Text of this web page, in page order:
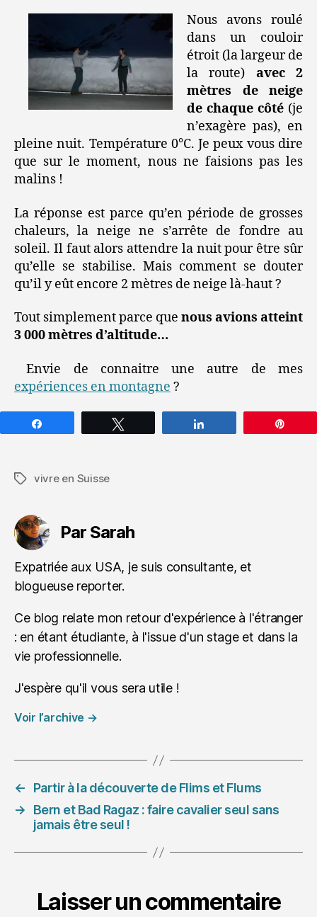
Nous avons roulé
dans un couloir
étroit (la largeur de
la route) avec 2
mètres de neige
de chaque côté (je
n’exagère pas), en
pleine nuit. Température 0°C. Je peux vous dire
que sur le moment, nous ne faisions pas les
malins !
La réponse est parce qu’en période de grosses
chaleurs, la neige ne s’arrête de fondre au
soleil. Il faut alors attendre la nuit pour être sûr
qu’elle se stabilise. Mais comment se douter
qu’il y eût encore 2 mètres de neige là-haut ?
Tout simplement parce que nous avions atteint
3 000 mètres d’altitude…
Envie de connaitre une autre de mes
expériences en montagne ?
Étiquettes
vivre en Suisse
Par Sarah
Expatriée aux USA, je suis consultante, et
blogueuse reporter.
Ce blog relate mon retour d'expérience à l'étranger
: en étant étudiante, à l'issue d'un stage et dans la
vie professionnelle.
J'espère qu'il vous sera utile !
Voir l’archive →
←
Partir à la découverte de Flims et Flums
→
Bern et Bad Ragaz : faire cavalier seul sans
jamais être seul !
Laisser un commentaire